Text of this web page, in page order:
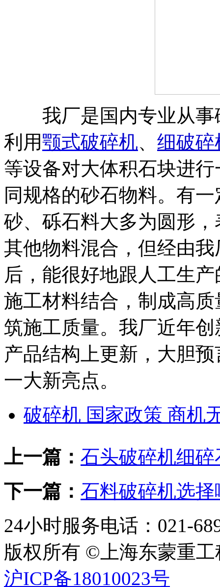
我厂是国内专业从事
利用颚式破碎机、 细破碎
等设备对大体积石块进
同规格的砂石物料。有
砂、砾石料大多为圆形
其他物料混合，但经由
后，能很好地跟人工生
施工材料结合，制成高
筑施工质量。我厂近年
产品结构上更新，大胆
一大新亮点。
破碎机 国家政策 商机
上一篇： 石头破碎机细
下一篇： 石料破碎机选
24小时服务电话：021-
版权所有 ©上海东蒙重
沪ICP备18010023号